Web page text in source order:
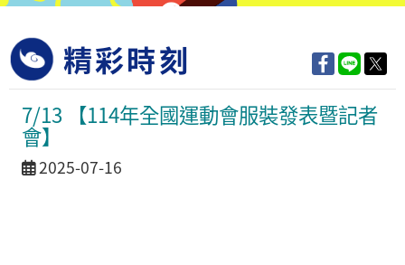
精彩時刻
7/13 【114年全國運動會服裝發表暨記者
會】
活動日期
2025-07-16